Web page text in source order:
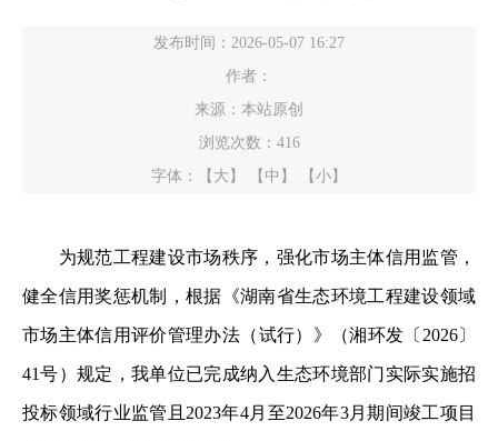
发布时间：2026-05-07 16:27
作者：
来源：本站原创
浏览次数： 416
字体：
【大】 【中】 【小】
为规范工程建设市场秩序，强化市场主体信用监管，
健全信用奖惩机制，根据《湖南省生态环境工程建设领域
市场主体信用评价管理办法（试行）》（湘环发〔2026〕
41号）规定，我单位已完成纳入生态环境部门实际实施招
投标领域行业监管且2023年4月至2026年3月期间竣工项目